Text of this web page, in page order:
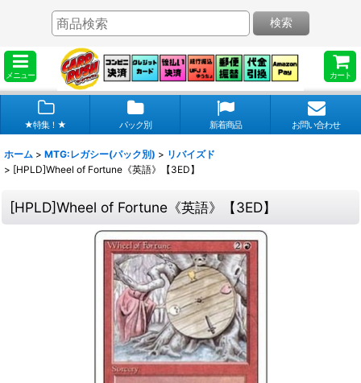
メニュー カート
検索
★特集！★ パック別 新着商品 お問い合わせ
ホーム > MTG:レガシー(パック別) > リバイズド
> [HPLD]Wheel of Fortune《英語》【3ED】
[HPLD]Wheel of Fortune《英語》【3ED】